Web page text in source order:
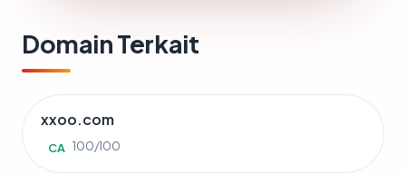
Domain Terkait
xxoo.com
CA 100/100